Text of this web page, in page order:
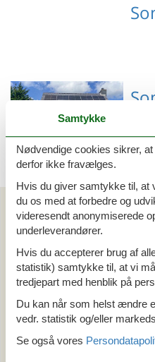
Emne nr.: 141-HNH612
Artikeltyper
Alle
Din Cofman ferie
Område
Alle
Nord Holland
Samtykke
Nødvendige cookies sikrer,
derfor ikke fravælges.
Hvis du giver samtykke til,
du os med at forbedre og
videresendt anonymiserede
underleverandører.
Hvis du accepterer brug af
statistik) samtykke til, at vi
tredjepart med henblik på
Du kan når som helst ændre
vedr. statistik og/eller
Se også vores